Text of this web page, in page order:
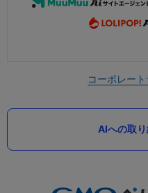
コーポレート
AIへの取